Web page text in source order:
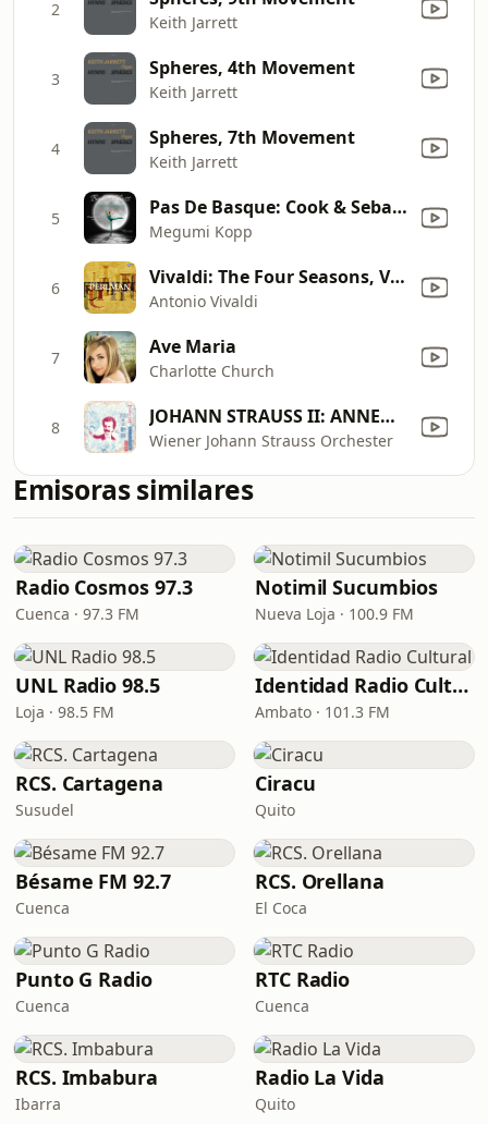
2
Keith Jarrett
3 Spheres, 4th Movement
Keith Jarrett
4 Spheres, 7th Movement
Keith Jarrett
5 Pas De Basque: Cook & Sebastian (After Giuseppe Verdi's La Donna E Mobile Form "Rigoletto" Act 3) [3/4 8x8]
Megumi Kopp
6 Vivaldi: The Four Seasons, Violin Concerto in E Major, Op. 8 No. 1, RV 269 "Spring": I. Allegro
Antonio Vivaldi
7 Ave Maria
Charlotte Church
8 JOHANN STRAUSS II: ANNEN-POLKA, Op. 117
Wiener Johann Strauss Orchester
Emisoras similares
Radio Cosmos 97.3
Cuenca · 97.3 FM
Notimil Sucumbios
Nueva Loja · 100.9 FM
UNL Radio 98.5
Loja · 98.5 FM
Identidad Radio Cultural
Ambato · 101.3 FM
RCS. Cartagena
Susudel
Ciracu
Quito
Bésame FM 92.7
Cuenca
RCS. Orellana
El Coca
Punto G Radio
Cuenca
RTC Radio
Cuenca
RCS. Imbabura
Ibarra
Radio La Vida
Quito